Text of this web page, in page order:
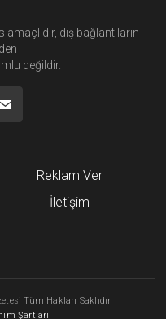
dış bağlantıların
değildir.
Reklam Ver
İletişim
Tüm Hakları Saklıdır
Şartları